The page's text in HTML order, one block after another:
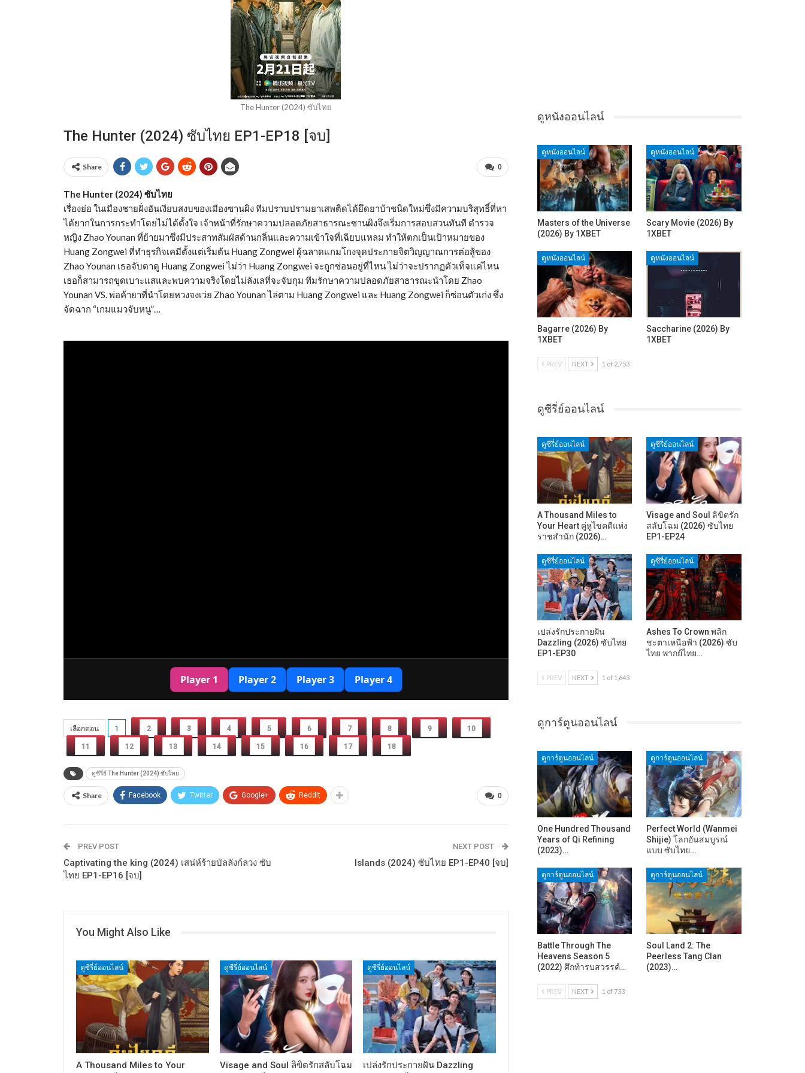
The Hunter (2024) ซับไทย
The Hunter (2024) ซับไทย EP1-EP18 [จบ]
0
Share
The Hunter (2024) ซับไทย
เรื่องย่อ ในเมืองชายฝั่งอันเงียบสงบของเมืองซานผิง ทีมปราบปรามยาเสพติดได้ยึดยาบ้าชนิดใหม่ซึ่งมีความบริสุทธิ์ที่หา
ได้ยากในการกระทำโดยไม่ได้ตั้งใจ เจ้าหน้าที่รักษาความปลอดภัยสาธารณะซานผิงจึงเริ่มการสอบสวนทันที ตำรวจ
หญิง Zhao Younan ที่ย้ายมาซึ่งมีประสาทสัมผัสด้านกลิ่นและความเข้าใจที่เฉียบแหลม ทำให้ตกเป็นเป้าหมายของ
Huang Zongwei ที่ทำธุรกิจเคมีตั้งแต่เริ่มต้น Huang Zongwei ผู้ฉลาดแกมโกงจุดประกายจิตวิญญาณการต่อสู้ของ
Zhao Younan เธอจับตาดู Huang Zongwei ไม่ว่า Huang Zongwei จะถูกซ่อนอยู่ที่ไหน ไม่ว่าจะปรากฏตัวเท็จแค่ไหน
เธอก็สามารถขุดเบาะแสและพบความจริงโดยไม่ลังเลที่จะจับกุม ทีมรักษาความปลอดภัยสาธารณะนำโดย Zhao
Younan VS. พ่อค้ายาที่นำโดยหวงจงเว่ย Zhao Younan ไล่ตาม Huang Zongwei และ Huang Zongwei ก็ซ่อนตัวเก่ง ซึ่ง
จัดฉาก “เกมแมวจับหนู”…
เลือกตอน 1 2 3 4 5 6 7 8 9 10
11 12 13 14 15 16 17 18
ดูซีรี่ย์ The Hunter (2024) ซับไทย
0
Share Facebook Twitter Google+ ReddIt
PREV POST
Captivating the king (2024) เสน่ห์ร้ายบัลลังก์ลวง ซับ
ไทย EP1-EP16 [จบ]
NEXT POST
Islands (2024) ซับไทย EP1-EP40 [จบ]
You Might Also Like
ดูซีรี่ย์ออนไลน์
A Thousand Miles to Your
ดูซีรี่ย์ออนไลน์
Visage and Soul ลิขิตรักสลับโฉม
ดูซีรี่ย์ออนไลน์
เปล่งรักประกายฝัน Dazzling
ดูหนังออนไลน์
ดูหนังออนไลน์
Masters of the Universe
(2026) By 1XBET
ดูหนังออนไลน์
Scary Movie (2026) By
1XBET
ดูหนังออนไลน์
Bagarre (2026) By
1XBET
ดูหนังออนไลน์
Saccharine (2026) By
1XBET
PREV NEXT 1 of 2,753
ดูซีรี่ย์ออนไลน์
ดูซีรี่ย์ออนไลน์
A Thousand Miles to
Your Heart คู่หูไขคดีแห่ง
ราชสำนัก (2026)…
ดูซีรี่ย์ออนไลน์
Visage and Soul ลิขิตรัก
สลับโฉม (2026) ซับไทย
EP1-EP24
ดูซีรี่ย์ออนไลน์
เปล่งรักประกายฝัน
Dazzling (2026) ซับไทย
EP1-EP30
ดูซีรี่ย์ออนไลน์
Ashes To Crown พลิก
ชะตาเหนือฟ้า (2026) ซับ
ไทย พากย์ไทย…
PREV NEXT 1 of 1,643
ดูการ์ตูนออนไลน์
ดูการ์ตูนออนไลน์
One Hundred Thousand
Years of Qi Refining
(2023)…
ดูการ์ตูนออนไลน์
Perfect World (Wanmei
Shijie) โลกอันสมบูรณ์
แบบ ซับไทย…
ดูการ์ตูนออนไลน์
Battle Through The
Heavens Season 5
(2022) ศึกท้ารบสวรรค์…
ดูการ์ตูนออนไลน์
Soul Land 2: The
Peerless Tang Clan
(2023)…
PREV NEXT 1 of 733